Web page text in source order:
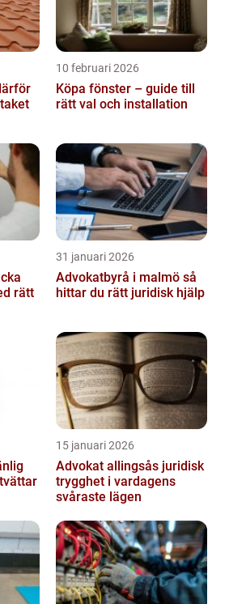
10 februari 2026
Köpa fönster – guide till
rätt val och installation
rätt
31 januari 2026
Advokatbyrå i malmö så
hittar du rätt juridisk hjälp
15 januari 2026
Advokat allingsås juridisk
trygghet i vardagens
svåraste lägen